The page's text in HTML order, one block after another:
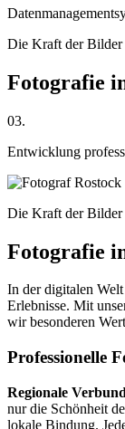
Die Kraft der Bilder
Fotografie
03.
Entwicklung
Die Kraft der Bilder
Fotografie
In der digitalen
Erlebnisse. Mit
wir besonderen
Professionelle
Regionale
nur die Schönheit
lokale Bindung.